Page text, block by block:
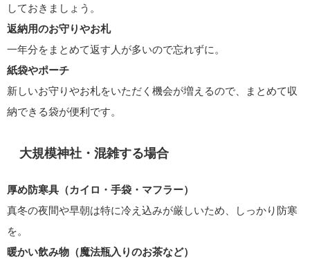
しておきましょう。
返納用のお守りやお札
一年分をまとめて返す人が多いので忘れずに。
紙袋やポーチ
新しいお守りやお札をいただく機会が増えるので、まとめて収
納できる袋が便利です。
大規模神社・混雑する場合
厚め防寒具（カイロ・手袋・マフラー）
真冬の夜間や早朝は特に冷え込みが厳しいため、しっかり防寒
を。
暖かい飲み物（魔法瓶入りのお茶など）